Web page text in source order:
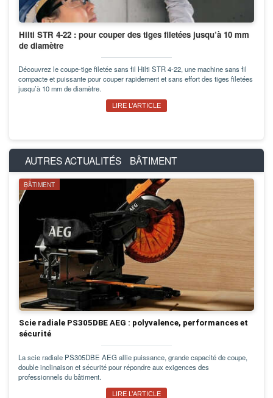
Hilti STR 4-22 : pour couper des tiges filetées jusqu’à 10 mm
de diamètre
Découvrez le coupe-tige filetée sans fil Hilti STR 4-22, une machine sans fil
compacte et puissante pour couper rapidement et sans effort des tiges filetées
jusqu’à 10 mm de diamètre.
LIRE L’ARTICLE
AUTRES ACTUALITÉS BÂTIMENT
BÂTIMENT
Scie radiale PS305DBE AEG : polyvalence, performances et
sécurité
La scie radiale PS305DBE AEG allie puissance, grande capacité de coupe,
double inclinaison et sécurité pour répondre aux exigences des
professionnels du bâtiment.
LIRE L’ARTICLE